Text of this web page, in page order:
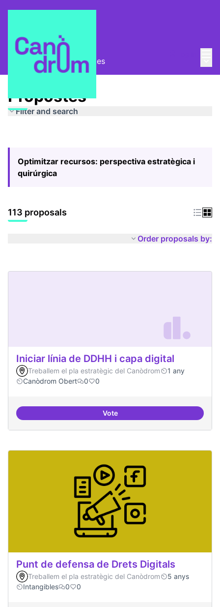
Pla Estratègic Propostes
Propostes
Filter and search
Optimitzar recursos: perspectiva estratègica i
quirúrgica
113 proposals
Order proposals by:
Iniciar línia de DDHH i capa digital
Treballem el pla estratègic del Canòdrom
1 any
Canòdrom Obert
0 0
VoteIniciar línia de DDHH i capa
Punt de defensa de Drets Digitals
Treballem el pla estratègic del Canòdrom
5 anys
Intangibles
0 0